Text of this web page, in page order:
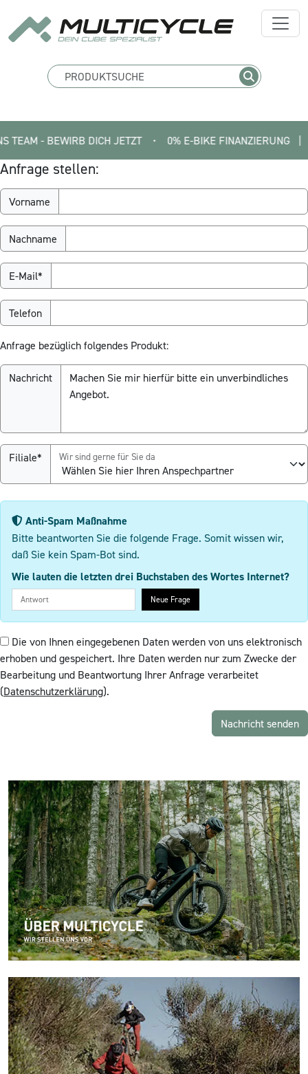
- BEWIRB DICH JETZT • 0% E-BIKE FINANZIERUNG   |
Anfrage stellen:
Vorname
Nachname
E-Mail*
Telefon
Anfrage bezüglich folgendes Produkt:
Nachricht
Filiale* Wir sind gerne für Sie da
Anti-Spam Maßnahme
Bitte beantworten Sie die folgende Frage. Somit wissen wir,
daß Sie kein Spam-Bot sind.
Wie lauten die letzten drei Buchstaben des Wortes Internet?
Neue Frage
Die von Ihnen eingegebenen Daten werden von uns elektronisch
erhoben und gespeichert. Ihre Daten werden nur zum Zwecke der
Bearbeitung und Beantwortung Ihrer Anfrage verarbeitet
(Datenschutzerklärung).
Nachricht senden